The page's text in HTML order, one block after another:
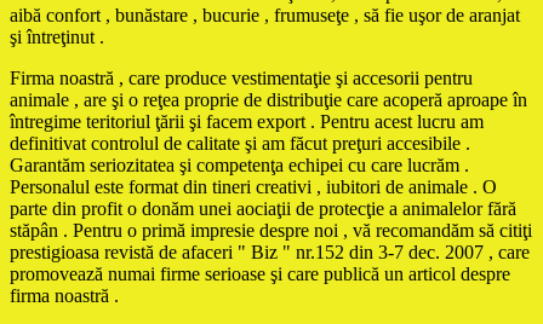
aibă confort , bunăstare , bucurie , frumuseţe , să fie uşor de aranjat
şi întreţinut .
Firma noastră , care produce vestimentaţie şi accesorii pentru
animale , are şi o reţea proprie de distribuţie care acoperă aproape în
întregime teritoriul ţării şi facem export . Pentru acest lucru am
definitivat controlul de calitate şi am făcut preţuri accesibile .
Garantăm seriozitatea şi competenţa echipei cu care lucrăm .
Personalul este format din tineri creativi , iubitori de animale . O
parte din profit o donăm unei aociaţii de protecţie a animalelor fără
stăpân . Pentru o primă impresie despre noi , vă recomandăm să citiţi
prestigioasa revistă de afaceri " Biz " nr.152 din 3-7 dec. 2007 , care
promovează numai firme serioase şi care publică un articol despre
firma noastră .